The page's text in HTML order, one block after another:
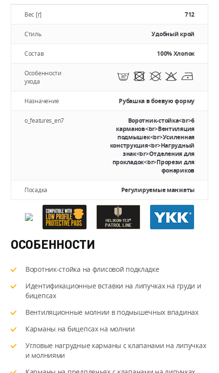
Вес [г] 712
Стиль Удобный крой
Состав 100% Хлопок
Особенности
ухода
Назначение Рубашка в боевую форму
o_features_en7
Воротник-стойка<br>6
карманов<br>Вентиляция
подмышек<br>Усиленная
конструкция<br>Нагрудный
знак<br>Отделения для
прокладок<br>Прорези для
фонариков
Посадка Регулируемые манжеты
ОСОБЕННОСТИ
Воротник-стойка на флисовой подкладке
Идентификационные вставки на липучках на груди и
бицепсах
Вентиляционные молнии в подмышечных впадинах
Карманы на бицепсах на молнии
Угловые нагрудные карманы с клапанами на липучках
и молниями